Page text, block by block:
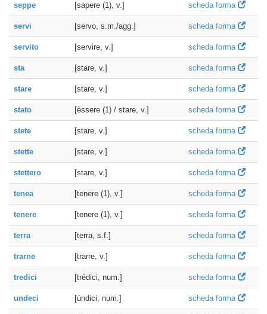
seppe [sapere (1), v.] scheda forma
servi [servo, s.m./agg.] scheda forma
servito [servire, v.] scheda forma
sta [stare, v.] scheda forma
stare [stare, v.] scheda forma
stato [èssere (1) / stare, v.] scheda forma
stete [stare, v.] scheda forma
stette [stare, v.] scheda forma
stettero [stare, v.] scheda forma
tenea [tenere (1), v.] scheda forma
tenere [tenere (1), v.] scheda forma
terra [terra, s.f.] scheda forma
trarne [trarre, v.] scheda forma
tredici [trédici, num.] scheda forma
undeci [ùndici, num.] scheda forma